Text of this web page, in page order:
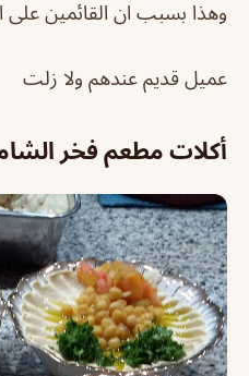
وهذا بسبب ان القائمين
عميل قديم عندهم ولا زلت
أكلات مطعم فخر